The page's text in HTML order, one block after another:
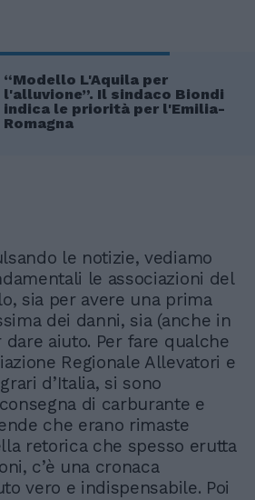
“Modello L'Aquila per
l'alluvione”. Il sindaco Biondi
indica le priorità per l'Emilia-
Romagna
le notizie, vediamo
le associazioni del
sia per avere una prima
dei danni, sia (anche in
aiuto. Per fare qualche
Regionale Allevatori e
d’Italia, si sono
di carburante e
che erano rimaste
retorica che spesso erutta
c’è una cronaca
vero e indispensabile. Poi